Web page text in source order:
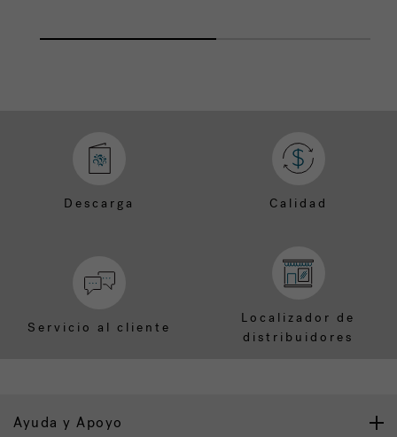
Descarga Calidad
Servicio al cliente
Localizador de
distribuidores
Ayuda y Apoyo